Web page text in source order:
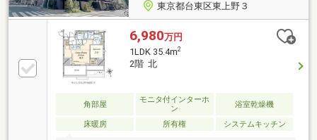
東京都台東区東上野３
6,980万円
1LDK 35.4m2
2階 北
角部屋
モニタ付インターホ
ン
浴室乾燥機
床暖房 所有権 システムキッチン